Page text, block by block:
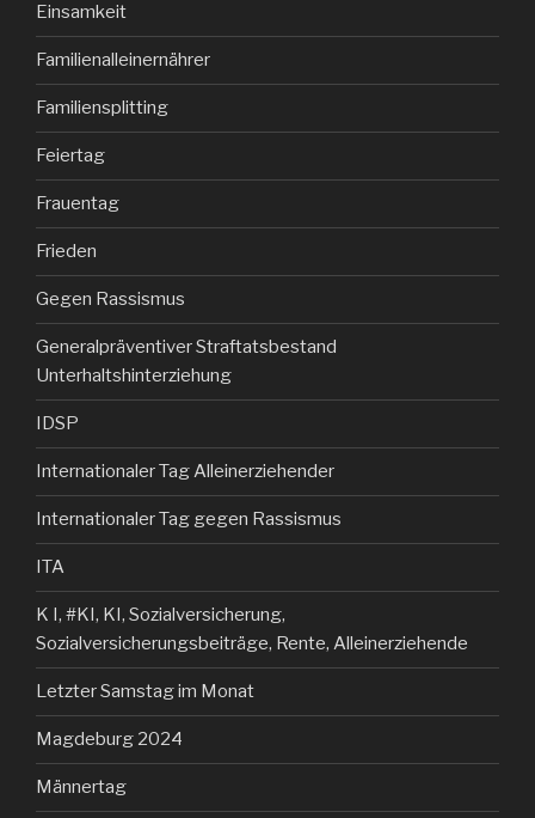
Einsamkeit
Familienalleinernährer
Familiensplitting
Feiertag
Frauentag
Frieden
Gegen Rassismus
Generalpräventiver Straftatsbestand
Unterhaltshinterziehung
IDSP
Internationaler Tag Alleinerziehender
Internationaler Tag gegen Rassismus
ITA
K I, #KI, KI, Sozialversicherung,
Sozialversicherungsbeiträge, Rente, Alleinerziehende
Letzter Samstag im Monat
Magdeburg 2024
Männertag